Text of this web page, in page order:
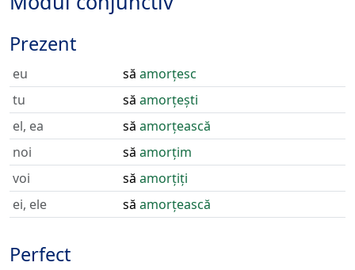
Prezent
eu să amorțesc
tu
să amorțești
el, ea
să amorțească
noi
să amorțim
voi
să amorțiți
ei, ele
să amorțească
Perfect